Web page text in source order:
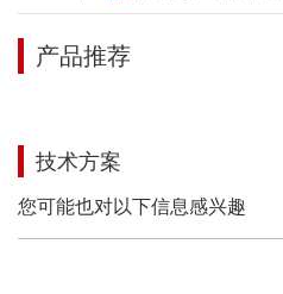
产品推荐
技术方案
您可能也对以下信息感兴趣